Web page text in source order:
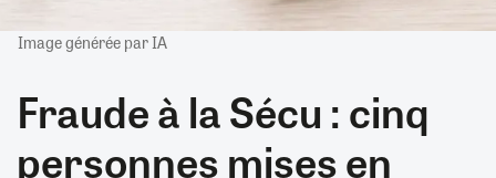
Image générée par IA
Fraude à la Sécu : cinq
personnes mises en